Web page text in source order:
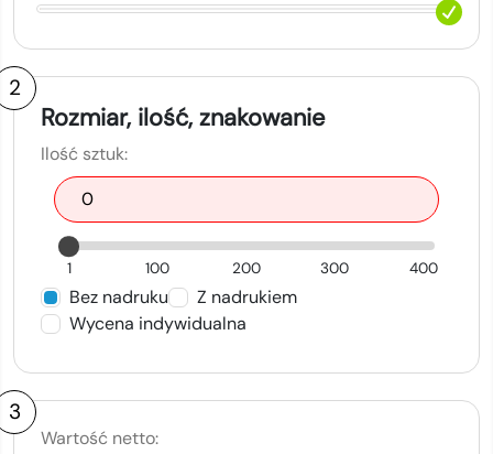
2
Rozmiar, ilość, znakowanie
Ilość sztuk:
1 100 200 300 400
Bez nadruku
Z nadrukiem
Wycena indywidualna
3
Wartość netto: